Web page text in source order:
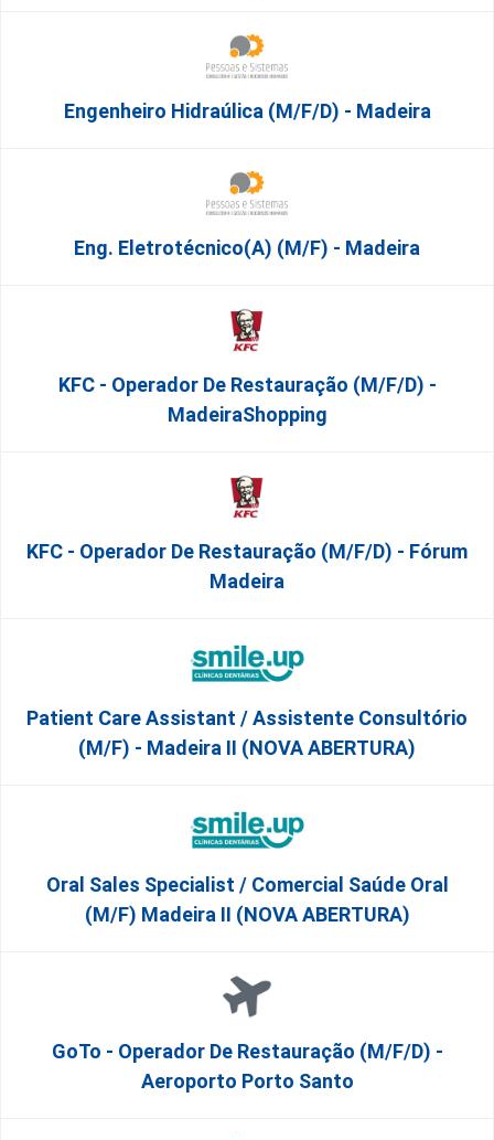
Engenheiro Hidraúlica (m/f/d) - Madeira
Eng. Eletrotécnico(a) (m/f) - Madeira
KFC - Operador De Restauração (m/f/d) -
MadeiraShopping
KFC - Operador De Restauração (m/f/d) - Fórum
Madeira
Patient Care Assistant / Assistente Consultório
(M/F) - Madeira II (NOVA ABERTURA)
Oral Sales Specialist / Comercial Saúde Oral
(M/F) Madeira II (NOVA ABERTURA)
GoTo - Operador De Restauração (m/f/d) -
Aeroporto Porto Santo